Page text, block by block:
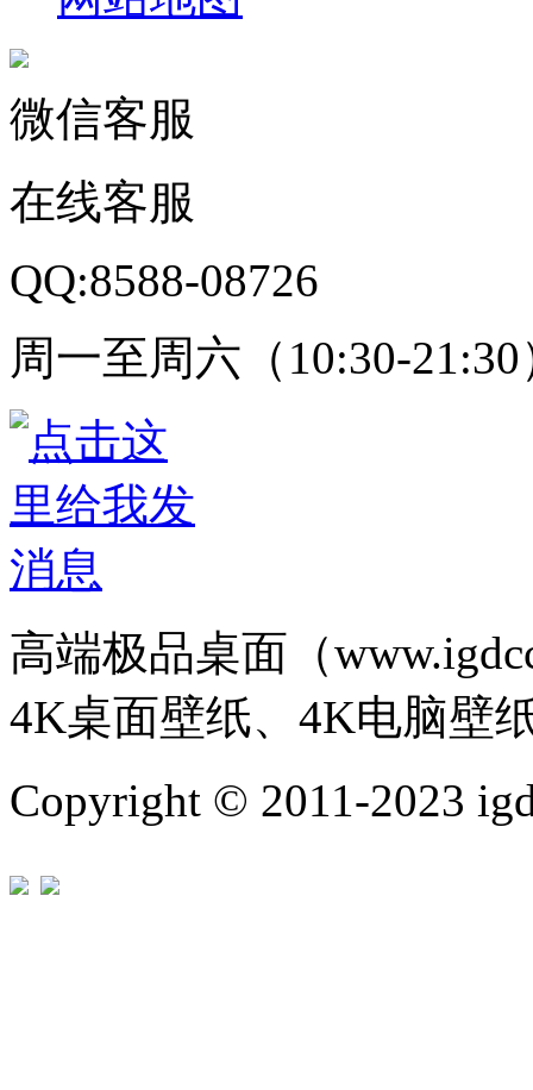
微信客服
在线客服
QQ:8588-08726
周一至周六（10:30-21:30
高端极品桌面（
4K桌面壁纸、4K电脑壁
Copyright © 2011-2023